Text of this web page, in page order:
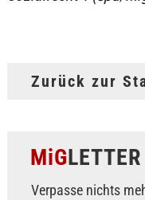
Zurück zur
MiGLETTER
Verpasse nichts